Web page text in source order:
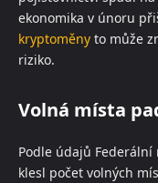
ekonomika v únoru
kryptoměny to může
riziko.
Volná místa
Podle údajů Federální
klesl počet volných